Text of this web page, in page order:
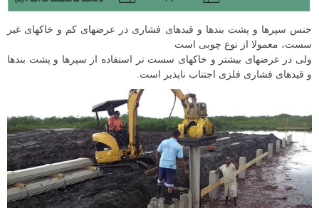
جنس سپرها و پشت بندها و قیدهای فشاری در عرضهای كم و خاكهای غیر
سست، معمولا از نوع چوبی است
ولی در عرضهای بیشتر و خاكهای سست تر استفاده از سپرها و پشت بندها
و قیدهای فشاری فلزی اجتناب ناپذير است.